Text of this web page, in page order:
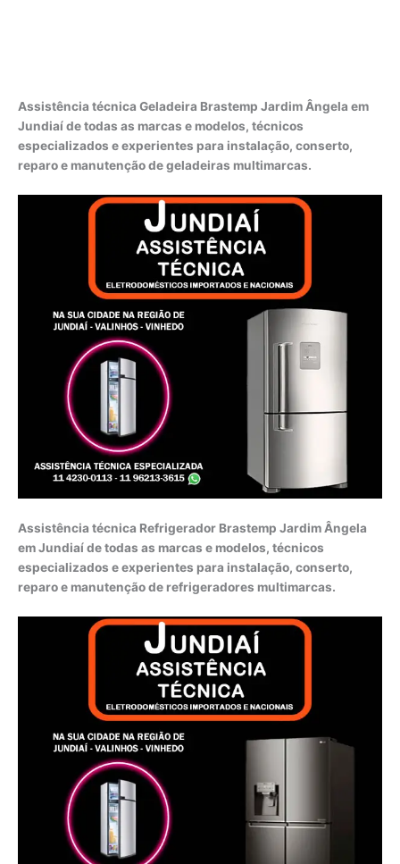
Assistência técnica Geladeira Brastemp Jardim Ângela em
Jundiaí de todas as marcas e modelos, técnicos
especializados e experientes para instalação, conserto,
reparo e manutenção de geladeiras multimarcas.
Assistência técnica Refrigerador Brastemp Jardim Ângela
em Jundiaí de todas as marcas e modelos, técnicos
especializados e experientes para instalação, conserto,
reparo e manutenção de refrigeradores multimarcas.